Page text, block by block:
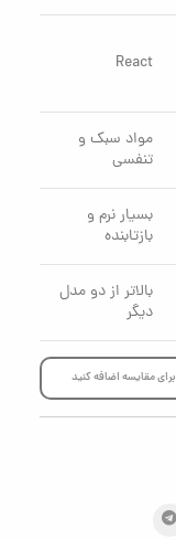
React
مواد سبک و
تنفسی
بسیار نرم و
بازتابنده
بالاتر از دو مدل
دیگر
برای مقایسه اضافه کنید